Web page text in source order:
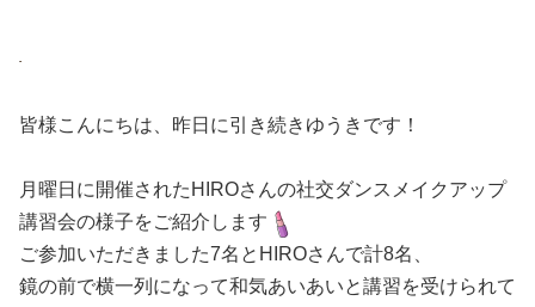
皆様こんにちは、昨日に引き続きゆうきです！
月曜日に開催されたHIROさんの社交ダンスメイクアップ
講習会の様子をご紹介します
ご参加いただきました7名とHIROさんで計8名、
鏡の前で横一列になって和気あいあいと講習を受けられて